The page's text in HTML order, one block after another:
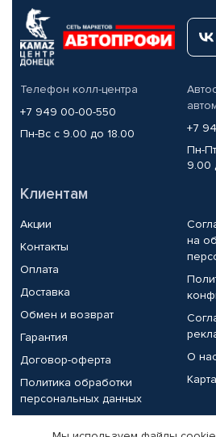
Телефон колл-центра
+7 949 00-00-550
Пн-Вс с 9.00 до 18.00
+7
Пн-
9.00
Клиентам
Акции
Контакты
Оплата
Доставка
Обмен и возврат
Гарантия
Договор-оферта
Политика обработки
персональных данных
на
О